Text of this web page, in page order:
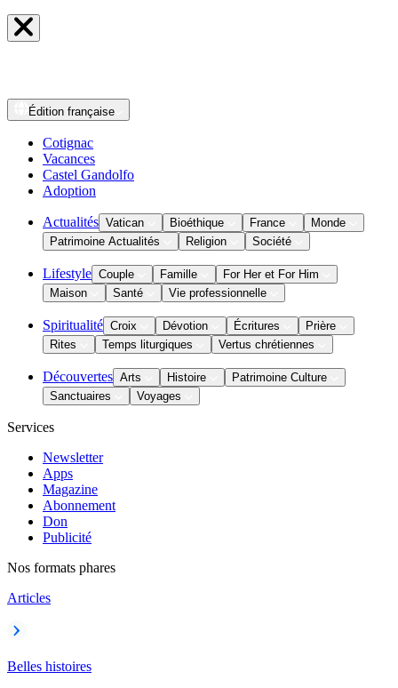
Édition française
Cotignac
Vacances
Castel Gandolfo
Adoption
Actualités Vatican Bioéthique France
Monde
Patrimoine Actualités
Religion Société
Lifestyle Couple Famille
For Her et For Him
Maison
Santé Vie professionnelle
Spiritualité Croix Dévotion Écritures
Prière
Rites
Temps liturgiques Vertus chrétiennes
Découvertes Arts Histoire
Patrimoine Culture
Sanctuaires
Voyages
Services
Newsletter
Apps
Magazine
Abonnement
Don
Publicité
Nos formats phares
Articles
Belles histoires